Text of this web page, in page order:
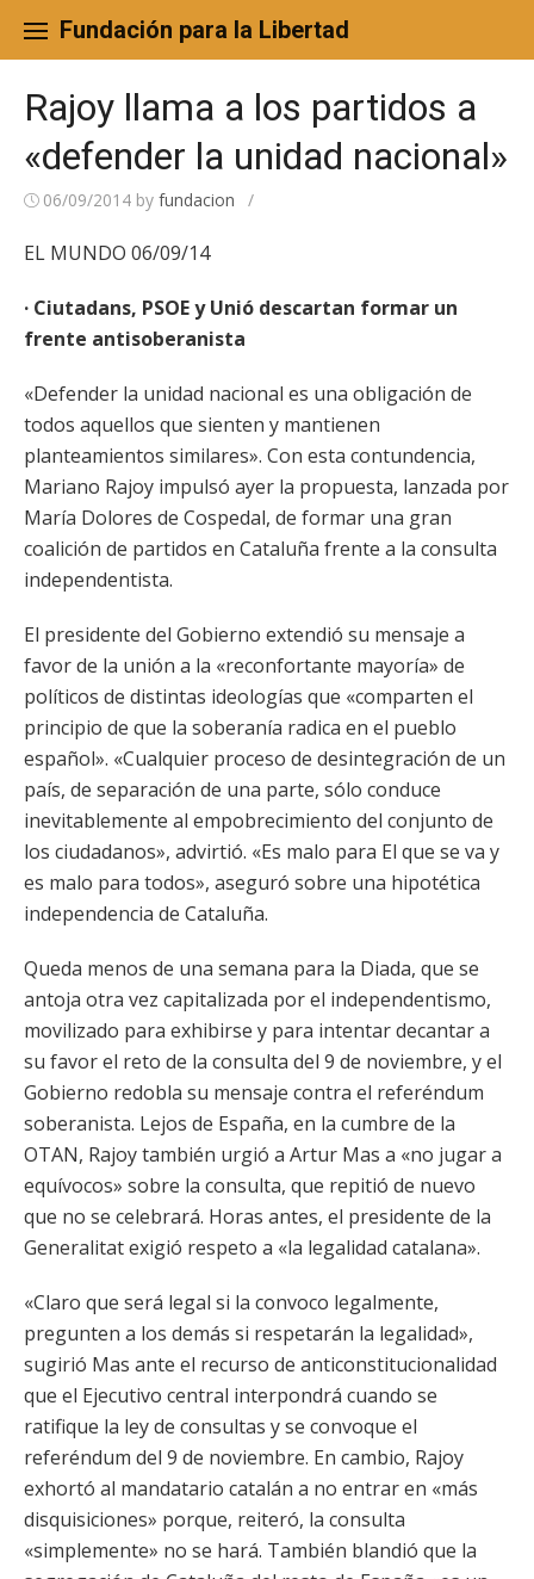
content
Fundación para la Libertad
Rajoy llama a los partidos a
«defender la unidad nacional»
06/09/2014 by fundacion /
EL MUNDO 06/09/14
· Ciutadans, PSOE y Unió descartan formar un
frente antisoberanista
«Defender la unidad nacional es una obligación de
todos aquellos que sienten y mantienen
planteamientos similares». Con esta contundencia,
Mariano Rajoy impulsó ayer la propuesta, lanzada por
María Dolores de Cospedal, de formar una gran
coalición de partidos en Cataluña frente a la consulta
independentista.
El presidente del Gobierno extendió su mensaje a
favor de la unión a la «reconfortante mayoría» de
políticos de distintas ideologías que «comparten el
principio de que la soberanía radica en el pueblo
español». «Cualquier proceso de desintegración de un
país, de separación de una parte, sólo conduce
inevitablemente al empobrecimiento del conjunto de
los ciudadanos», advirtió. «Es malo para El que se va y
es malo para todos», aseguró sobre una hipotética
independencia de Cataluña.
Queda menos de una semana para la Diada, que se
antoja otra vez capitalizada por el independentismo,
movilizado para exhibirse y para intentar decantar a
su favor el reto de la consulta del 9 de noviembre, y el
Gobierno redobla su mensaje contra el referéndum
soberanista. Lejos de España, en la cumbre de la
OTAN, Rajoy también urgió a Artur Mas a «no jugar a
equívocos» sobre la consulta, que repitió de nuevo
que no se celebrará. Horas antes, el presidente de la
Generalitat exigió respeto a «la legalidad catalana».
«Claro que será legal si la convoco legalmente,
pregunten a los demás si respetarán la legalidad»,
sugirió Mas ante el recurso de anticonstitucionalidad
que el Ejecutivo central interpondrá cuando se
ratifique la ley de consultas y se convoque el
referéndum del 9 de noviembre. En cambio, Rajoy
exhortó al mandatario catalán a no entrar en «más
disquisiciones» porque, reiteró, la consulta
«simplemente» no se hará. También blandió que la